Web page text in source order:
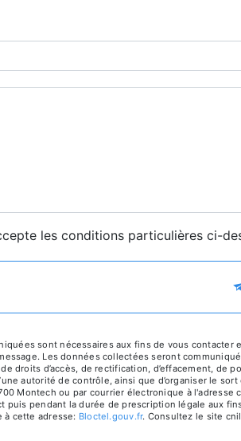
les conditions particulières ci-
sont nécessaires aux fins de vous
Les données collectées seront
droits d’accès, de rectification, d’effacement,
autorité de contrôle, ainsi que d’organiser le
Montech ou par courrier électronique à
puis pendant la durée de prescription légale aux
à cette adresse: Bloctel.gouv.fr. Consultez le site